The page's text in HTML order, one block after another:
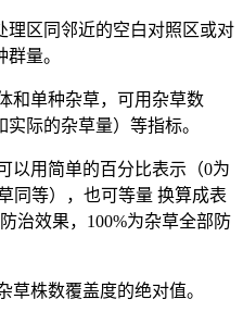
理区同邻近的空白对照区或对
量。
和单种杂草，可用杂草数
际的杂草量）等指标。
以用简单的百分比表示（0为
同等），也可等量 换算成表
治效果，100%为杂草全部防
草株数覆盖度的绝对值。